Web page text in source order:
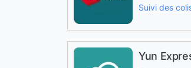
Suivi des
Yun